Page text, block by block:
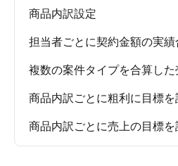
商品内訳設定
担当者ごとに契約金額の実
複数の案件タイプを合算し
商品内訳ごとに粗利に目標
商品内訳ごとに売上の目標